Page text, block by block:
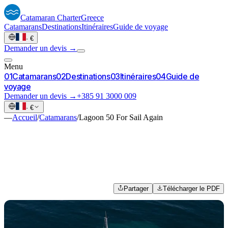
Catamaran CharterGreece
CatamaransDestinationsItinérairesGuide de voyage
· €
Demander un devis →
Menu
01Catamarans02Destinations03Itinéraires04Guide de
voyage
Demander un devis →+385 91 3000 009
· €
—Accueil/Catamarans/Lagoon 50 For Sail Again
Partager Télécharger le PDF